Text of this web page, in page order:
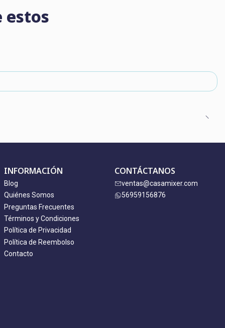
estos
INFORMACIÓN
Blog
Quiénes Somos
Preguntas Frecuentes
Términos y Condiciones
Política de Privacidad
Política de Reembolso
Contacto
CONTÁCTANOS
ventas@casamixer.com
56959156876